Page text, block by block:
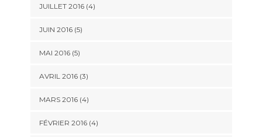
JUILLET 2016(4)
JUIN 2016(5)
MAI 2016(5)
AVRIL 2016(3)
MARS 2016(4)
FÉVRIER 2016(4)